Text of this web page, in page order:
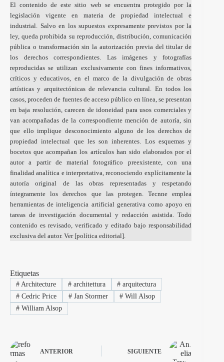
El contenido de este sitio web se encuentra protegido por la
legislación vigente en materia de propiedad intelectual e
industrial. Salvo en los supuestos expresamente previstos por la
ley, queda prohibida su reproducción, distribución, comunicación
pública o transformación sin la autorización previa del titular de
los derechos correspondientes. Las imágenes y fotografías
reproducidas se utilizan exclusivamente con fines informativos,
críticos y educativos, en el marco de la divulgación de obras
artísticas y arquitectónicas de relevancia cultural. En todos los
casos, proceden de fuentes de acceso público en línea, se presentan
en baja resolución, carecen de idoneidad para usos comerciales y
van acompañadas de la correspondiente mención de autoría, sin
que ello implique desconocimiento alguno de los derechos de
propiedad intelectual que les son inherentes. Los esquemas y
bocetos que acompañan los artículos han sido elaborados por el
autor a partir de material fotográfico preexistente, con una
finalidad analítica e interpretativa, reconociendo explícitamente la
autoría original de las obras representadas y respetando
íntegramente los derechos que las protegen. Tecnne emplea
herramientas de inteligencia artificial generativa como apoyo en
tareas de investigación documental y redacción asistida. Todo
contenido es revisado, verificado y editado bajo responsabilidad
exclusiva del autor. Ver [política editorial].
Etiquetas
#Architecture #architettura # arquitectura
#Cedric Price #Jan Stormer # Will Alsop
#William Alsop
ANTERIOR SIGUIENTE